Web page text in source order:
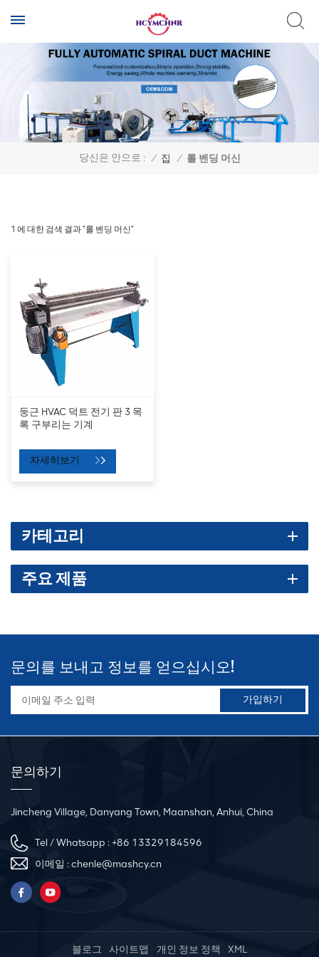
당신은 안으로 : / 집 / 롤 벤딩 머신
1 에 대한 검색 결과 "롤 벤딩 머신"
둥근 HVAC 덕트 전기 판 3 목
록 구부리는 기계
자세히보기
카테고리
주요 제품
문의를 보내고 정보를 얻으십시오!
문의하기
Jincheng Village, Danyang Town, Maanshan, Anhui, China
Tel / Whatsapp :+86 13329184596
이메일 :chenle@mashcy.cn
블로그 사이트맵 개인 정보 정책 XML